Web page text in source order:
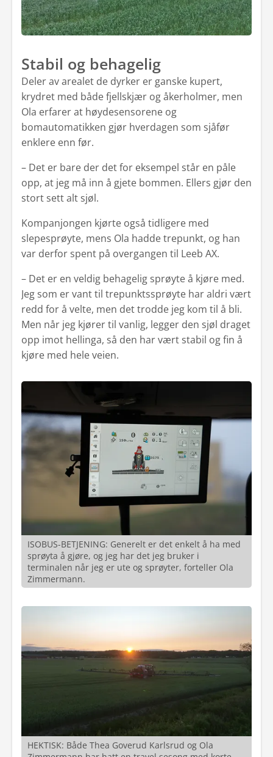
Stabil og behagelig
Deler av arealet de dyrker er ganske kupert,
krydret med både fjellskjær og åkerholmer, men
Ola erfarer at høydesensorene og
bomautomatikken gjør hverdagen som sjåfør
enklere enn før.
– Det er bare der det for eksempel står en påle
opp, at jeg må inn å gjete bommen. Ellers gjør den
stort sett alt sjøl.
Kompanjongen kjørte også tidligere med
slepesprøyte, mens Ola hadde trepunkt, og han
var derfor spent på overgangen til Leeb AX.
– Det er en veldig behagelig sprøyte å kjøre med.
Jeg som er vant til trepunktssprøyte har aldri vært
redd for å velte, men det trodde jeg kom til å bli.
Men når jeg kjører til vanlig, legger den sjøl draget
opp imot hellinga, så den har vært stabil og fin å
kjøre med hele veien.
ISOBUS-BETJENING: Generelt er det enkelt å ha med
sprøyta å gjøre, og jeg har det jeg bruker i
terminalen når jeg er ute og sprøyter, forteller Ola
Zimmermann.
HEKTISK: Både Thea Goverud Karlsrud og Ola